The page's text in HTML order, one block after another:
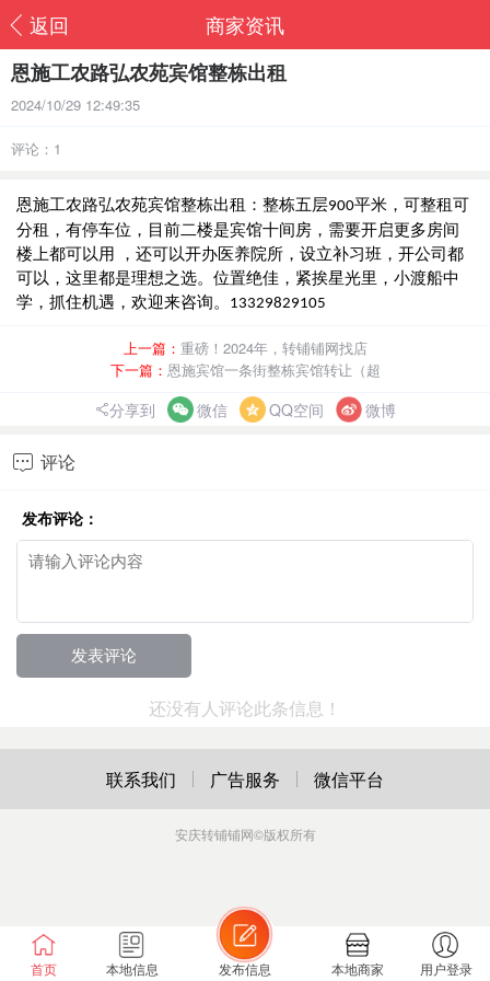
返回
商家资讯
恩施工农路弘农苑宾馆整栋出租
2024/10/29 12:49:35
评论：1
恩施工农路弘农苑宾馆整栋出租：整栋五层900平米，可整租可
分租，有停车位，目前二楼是宾馆十间房，需要开启更多房间
楼上都可以用 ，还可以开办医养院所，设立补习班，开公司都
可以，这里都是理想之选。位置绝佳，紧挨星光里，小渡船中
学，抓住机遇，欢迎来咨询。
13329829105
上一篇： 重磅！2024年，转铺铺网找店
下一篇： 恩施宾馆一条街整栋宾馆转让（超
分享到 微信 QQ空间 微博
 评论
发布评论：
还没有人评论此条信息！
首页 本地信息 发布信息 本地商家 用户登录
联系我们 广告服务 微信平台
安庆转铺铺网©版权所有